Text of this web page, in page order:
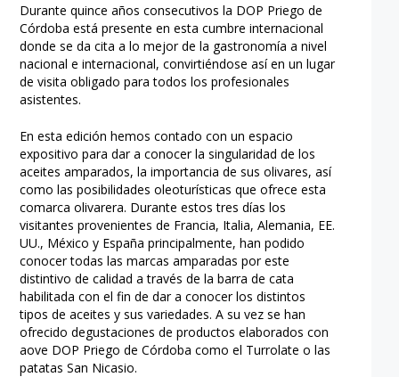
Durante quince años consecutivos la DOP Priego de
Córdoba está presente en esta cumbre internacional
donde se da cita a lo mejor de la gastronomía a nivel
nacional e internacional, convirtiéndose así en un lugar
de visita obligado para todos los profesionales
asistentes.
En esta edición hemos contado con un espacio
expositivo para dar a conocer la singularidad de los
aceites amparados, la importancia de sus olivares, así
como las posibilidades oleoturísticas que ofrece esta
comarca olivarera. Durante estos tres días los
visitantes provenientes de Francia, Italia, Alemania, EE.
UU., México y España principalmente, han podido
conocer todas las marcas amparadas por este
distintivo de calidad a través de la barra de cata
habilitada con el fin de dar a conocer los distintos
tipos de aceites y sus variedades. A su vez se han
ofrecido degustaciones de productos elaborados con
aove DOP Priego de Córdoba como el Turrolate o las
patatas San Nicasio.